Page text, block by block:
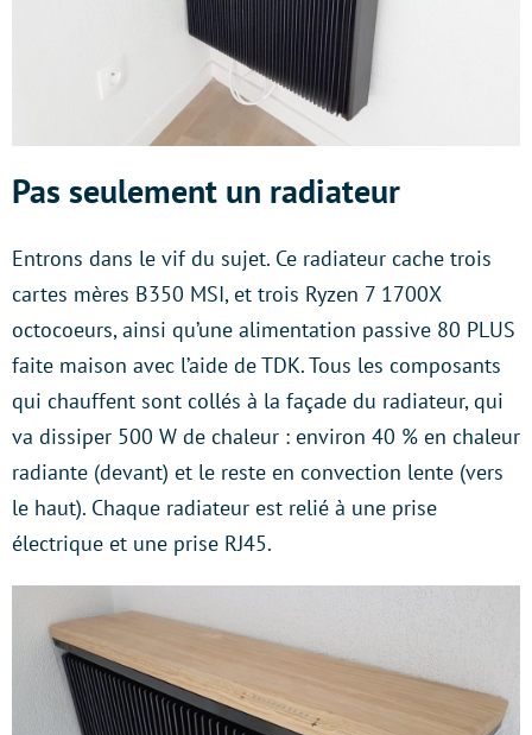
Pas seulement un radiateur
Entrons dans le vif du sujet. Ce radiateur cache trois
cartes mères B350 MSI, et trois Ryzen 7 1700X
octocoeurs, ainsi qu’une alimentation passive 80 PLUS
faite maison avec l’aide de TDK. Tous les composants
qui chauffent sont collés à la façade du radiateur, qui
va dissiper 500 W de chaleur : environ 40 % en chaleur
radiante (devant) et le reste en convection lente (vers
le haut). Chaque radiateur est relié à une prise
électrique et une prise RJ45.